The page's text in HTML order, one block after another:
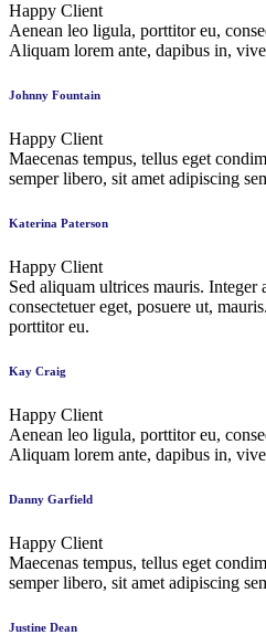
Happy Client
Aenean leo ligula, porttitor eu,
Aliquam lorem ante, dapibus in,
Johnny Fountain
Happy Client
Maecenas tempus, tellus eget
semper libero, sit amet adipiscing
Katerina Paterson
Happy Client
Sed aliquam ultrices mauris. Integer
consectetuer eget, posuere ut,
porttitor eu.
Kay Craig
Happy Client
Aenean leo ligula, porttitor eu,
Aliquam lorem ante, dapibus in,
Danny Garfield
Happy Client
Maecenas tempus, tellus eget
semper libero, sit amet adipiscing
Justine Dean